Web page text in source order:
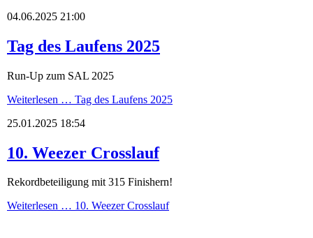
04.06.2025 21:00
Tag des Laufens 2025
Run-Up zum SAL 2025
Weiterlesen … Tag des Laufens 2025
25.01.2025 18:54
10. Weezer Crosslauf
Rekordbeteiligung mit 315 Finishern!
Weiterlesen … 10. Weezer Crosslauf